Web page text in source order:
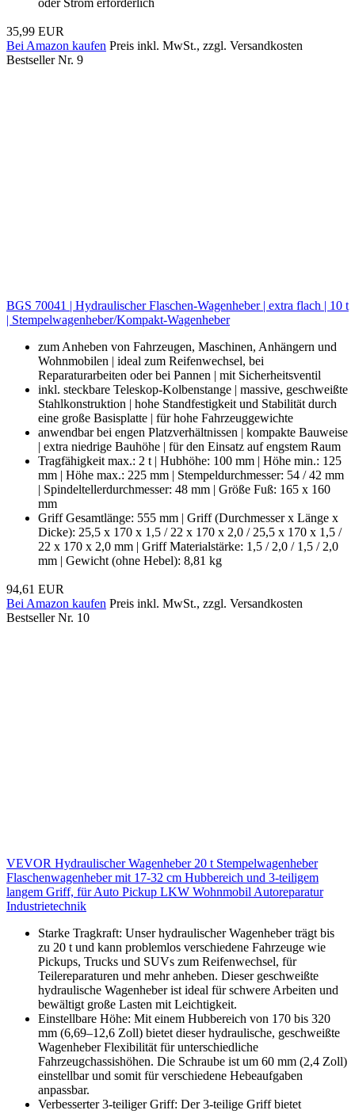
35,99 EUR
Bei Amazon kaufen Preis inkl. MwSt., zzgl. Versandkosten
Bestseller Nr. 9
BGS 70041 | Hydraulischer Flaschen-Wagenheber | extra flach | 10 t
| Stempelwagenheber/Kompakt-Wagenheber
zum Anheben von Fahrzeugen, Maschinen, Anhängern und
Wohnmobilen | ideal zum Reifenwechsel, bei
Reparaturarbeiten oder bei Pannen | mit Sicherheitsventil
inkl. steckbare Teleskop-Kolbenstange | massive, geschweißte
Stahlkonstruktion | hohe Standfestigkeit und Stabilität durch
eine große Basisplatte | für hohe Fahrzeuggewichte
anwendbar bei engen Platzverhältnissen | kompakte Bauweise
| extra niedrige Bauhöhe | für den Einsatz auf engstem Raum
Tragfähigkeit max.: 2 t | Hubhöhe: 100 mm | Höhe min.: 125
mm | Höhe max.: 225 mm | Stempeldurchmesser: 54 / 42 mm
| Spindeltellerdurchmesser: 48 mm | Größe Fuß: 165 x 160
mm
Griff Gesamtlänge: 555 mm | Griff (Durchmesser x Länge x
Dicke): 25,5 x 170 x 1,5 / 22 x 170 x 2,0 / 25,5 x 170 x 1,5 /
22 x 170 x 2,0 mm | Griff Materialstärke: 1,5 / 2,0 / 1,5 / 2,0
mm | Gewicht (ohne Hebel): 8,81 kg
94,61 EUR
Bei Amazon kaufen Preis inkl. MwSt., zzgl. Versandkosten
Bestseller Nr. 10
VEVOR Hydraulischer Wagenheber 20 t Stempelwagenheber
Flaschenwagenheber mit 17-32 cm Hubbereich und 3-teiligem
langem Griff, für Auto Pickup LKW Wohnmobil Autoreparatur
Industrietechnik
Starke Tragkraft: Unser hydraulischer Wagenheber trägt bis
zu 20 t und kann problemlos verschiedene Fahrzeuge wie
Pickups, Trucks und SUVs zum Reifenwechsel, für
Teilereparaturen und mehr anheben. Dieser geschweißte
hydraulische Wagenheber ist ideal für schwere Arbeiten und
bewältigt große Lasten mit Leichtigkeit.
Einstellbare Höhe: Mit einem Hubbereich von 170 bis 320
mm (6,69–12,6 Zoll) bietet dieser hydraulische, geschweißte
Wagenheber Flexibilität für unterschiedliche
Fahrzeugchassishöhen. Die Schraube ist um 60 mm (2,4 Zoll)
einstellbar und somit für verschiedene Hebeaufgaben
anpassbar.
Verbesserter 3-teiliger Griff: Der 3-teilige Griff bietet